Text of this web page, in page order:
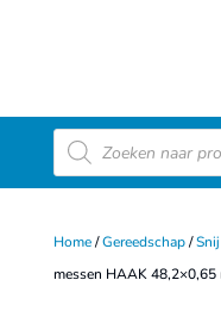
Producten
zoeken
Home/Gereedschap/
messen HAAK 48,2×0,65